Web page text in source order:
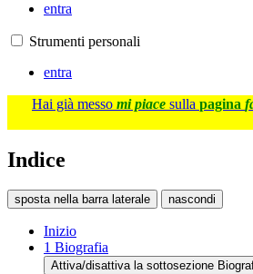
entra
Strumenti personali
entra
Hai già messo mi piace sulla pagina
Indice
sposta nella barra laterale nascondi
Inizio
1 Biografia
Attiva/disattiva la sottosezione